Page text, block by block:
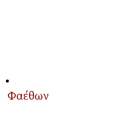
Φαέθων